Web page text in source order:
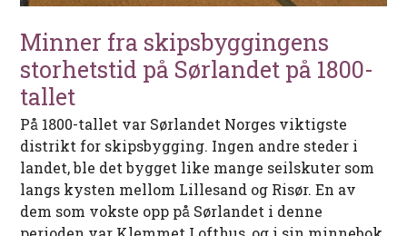
Minner fra skipsbyggingens
storhetstid på Sørlandet på 1800-
tallet
På 1800-tallet var Sørlandet Norges viktigste
distrikt for skipsbygging. Ingen andre steder i
landet, ble det bygget like mange seilskuter som
langs kysten mellom Lillesand og Risør. En av
dem som vokste opp på Sørlandet i denne